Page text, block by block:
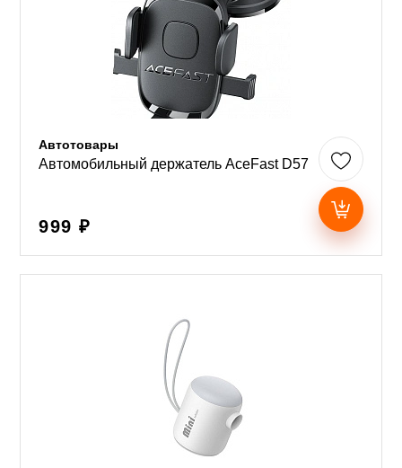
Автотовары
Автомобильный держатель AceFast D57
999 ₽